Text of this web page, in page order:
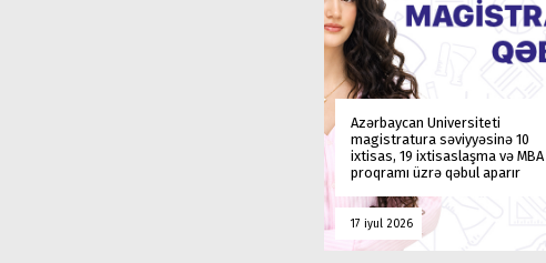
Azərbaycan Universiteti
magistratura səviyyəsinə 10
ixtisas, 19 ixtisaslaşma və MBA
proqramı üzrə qəbul aparır
17 iyul 2026